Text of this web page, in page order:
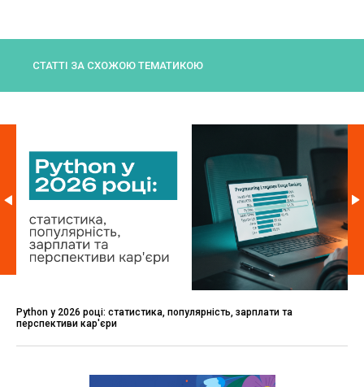
СТАТТІ ЗА СХОЖОЮ ТЕМАТИКОЮ
Python у 2026 році: статистика, популярність, зарплати та
перспективи кар'єри